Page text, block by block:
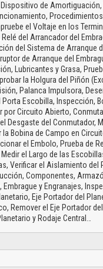
de
el Voltaje en los
del Arrancador del
del Sistema de Arranque
de Arranque del
Lubricantes y Grasa,
la Holgura del Piñón
Palanca Impulsora,
Escobilla, Inspección,
Circuito Abierto,
Desgaste del Conmutador,
Bobina de Campo en
el Embolo, Prueba de
el Largo de las
Verificar el Aislamiento del
Componentes,
y Engranajes,
Eje Portador del
Remover el Eje Portador
y Rodaje Central…